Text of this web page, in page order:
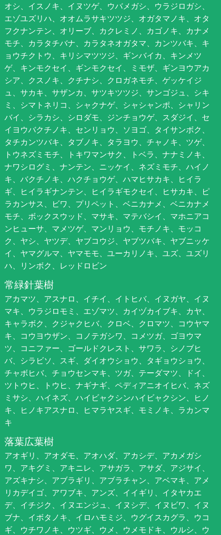
オシ、イスノキ、イヌツゲ、ウバメガシ、ウラジロガシ、
エゾユズリハ、オオムラサキツツジ、オガタマノキ、オタ
フクナンテン、オリーブ、カクレミノ、カゴノキ、カナメ
モチ、カラタチバナ、カラタネオガタマ、カンツバキ、キ
ョウチクトウ、キリシマツツジ、ギンバイカ、キンメツ
ゲ、キンモクセイ、ギンモクセイ、ミモザ、ギンヨウアカ
シア、クスノキ、クチナシ、クロガネモチ、ゲッケイジ
ュ、サカキ、サザンカ、サツキツツジ、サンゴジュ、シキ
ミ、シマトネリコ、シャクナゲ、シャシャンポ、シャリン
バイ、シラカシ、シロダモ、ジンチョウゲ、スダジイ、セ
イヨウバクチノキ、センリョウ、ソヨゴ、タイサンボク、
タチカンツバキ、タブノキ、タラヨウ、チャノキ、ツゲ、
トウネズミモチ、トキワマンサク、トベラ、ナナミノキ、
ナワシログミ、ナンテン、ニッケイ、ネズミモチ、ハイノ
キ、バクチノキ、ハクチョウゲ、ハマヒサカキ、ヒイラ
ギ、ヒイラギナンテン、ヒイラギモクセイ、ヒサカキ、ピ
ラカンサス、ビワ、プリペット、ベニカナメ、ベニカナメ
モチ、ボックスウッド、マサキ、マテバシイ、マホニアコ
ンヒューサ、マメツゲ、マンリョウ、モチノキ、モッコ
ク、ヤシ、ヤツデ、ヤブコウジ、ヤブツバキ、ヤブニッケ
イ、ヤマグルマ、ヤマモモ、ユーカリノキ、ユズ、ユズリ
ハ、リンボク、レッドロビン
常緑針葉樹
アカマツ、アスナロ、イチイ、イトヒバ、イヌガヤ、イヌ
マキ、ウラジロモミ、エゾマツ、カイヅカイブキ、カヤ、
キャラボク、クジャクヒバ、クロベ、クロマツ、コウヤマ
キ、コウヨウザン、コノテガシワ、コメツガ、ゴヨウマ
ツ、コニファー、ゴールドクレスト、サワラ、シノブヒ
バ、シラビソ、スギ、ダイオウショウ、タギョウショウ、
チャボヒバ、チョウセンマキ、ツガ、テーダマツ、ドイ、
ツトウヒ、トウヒ、ナギナギ、ペディアニオイヒバ、ネズ
ミサシ、ハイネズ、ハイビャクシンハイビャクシン、ヒノ
キ、ヒノキアスナロ、ヒマラヤスギ、モミノキ、ラカンマ
キ
落葉広葉樹
アオギリ、アオダモ、アオハダ、アカシデ、アカメガシ
ワ、アキグミ、アキニレ、アサガラ、アサダ、アジサイ、
アズキナシ、アブラギリ、アブラチャン、アベマキ、アメ
リカデイゴ、アワブキ、アンズ、イイギリ、イタヤカエ
デ、イチジク、イヌエンジュ、イヌシデ、イヌビワ、イヌ
ブナ、イボタノキ、イロハモミジ、ウグイスカグラ、ウコ
ギ、ウチワノキ、ウツギ、ウメ、ウメモドキ、ウルシ、ウ